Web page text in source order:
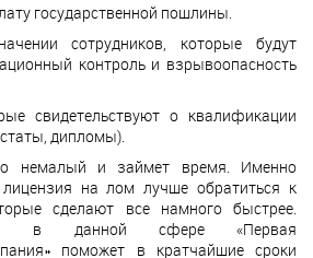
государственной пошлины.
сотрудников, которые будут
контроль и взрывоопасность
свидетельствуют о квалификации
дипломы).
немалый и займет время. Именно
на лом лучше обратиться к
сделают все намного быстрее.
в данной сфере «Первая
поможет в кратчайшие сроки